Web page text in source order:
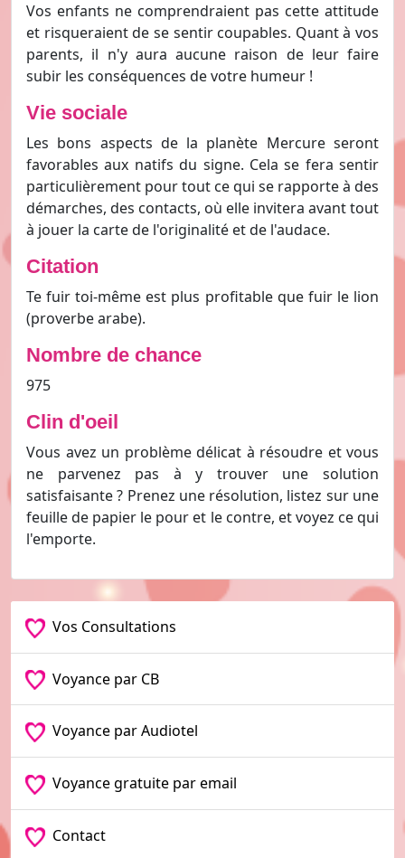
Vos enfants ne comprendraient pas cette attitude
et risqueraient de se sentir coupables. Quant à vos
parents, il n'y aura aucune raison de leur faire
subir les conséquences de votre humeur !
Vie sociale
Les bons aspects de la planète Mercure seront
favorables aux natifs du signe. Cela se fera sentir
particulièrement pour tout ce qui se rapporte à des
démarches, des contacts, où elle invitera avant tout
à jouer la carte de l'originalité et de l'audace.
Citation
Te fuir toi-même est plus profitable que fuir le lion
(proverbe arabe).
Nombre de chance
975
Clin d'oeil
Vous avez un problème délicat à résoudre et vous
ne parvenez pas à y trouver une solution
satisfaisante ? Prenez une résolution, listez sur une
feuille de papier le pour et le contre, et voyez ce qui
l'emporte.
Vos Consultations
Voyance par CB
Voyance par Audiotel
Voyance gratuite par email
Contact